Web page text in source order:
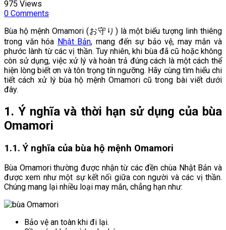
975 Views
0 Comments
Bùa hộ mệnh Omamori (お守り) là một biểu tượng linh thiêng
trong văn hóa Nhật Bản, mang đến sự bảo vệ, may mắn và
phước lành từ các vị thần. Tuy nhiên, khi bùa đã cũ hoặc không
còn sử dụng, việc xử lý và hoàn trả đúng cách là một cách thể
hiện lòng biết ơn và tôn trọng tín ngưỡng. Hãy cùng tìm hiểu chi
tiết cách xử lý bùa hộ mệnh Omamori cũ trong bài viết dưới
đây.
1. Ý nghĩa và thời hạn sử dụng của bùa
Omamori
1.1. Ý nghĩa của bùa hộ mệnh Omamori
Bùa Omamori thường được nhận từ các đền chùa Nhật Bản và
được xem như một sự kết nối giữa con người và các vị thần.
Chúng mang lại nhiều loại may mắn, chẳng hạn như:
Bảo vệ an toàn khi đi lại.